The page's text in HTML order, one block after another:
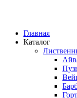
Главная
Каталог